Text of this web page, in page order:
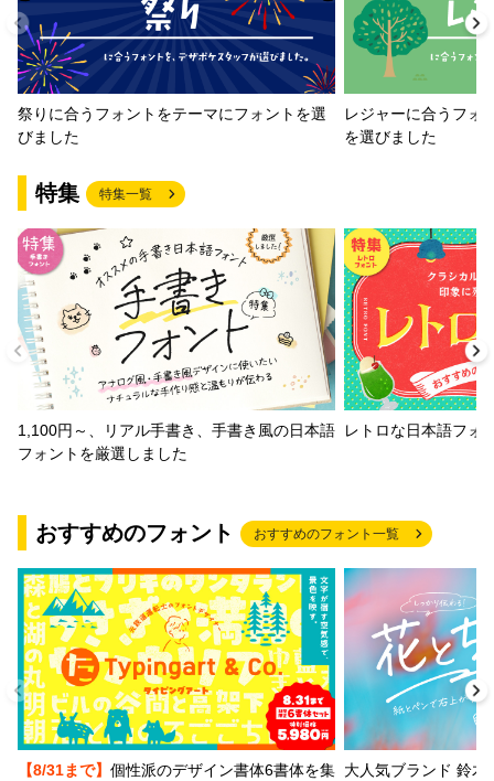
祭りに合うフォントをテーマにフォントを選
びました
レジャーに合うフォ
を選びました
特集 特集一覧
1,100円～、リアル手書き、手書き風の日本語
フォントを厳選しました
レトロな日本語フォ
おすすめのフォント おすすめのフォント一覧
【8/31まで】 個性派のデザイン書体6書体を集 大人気ブランド 鈴木